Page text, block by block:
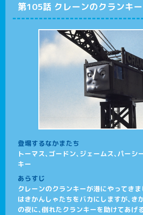
第105話 クレーンのクランキー
登場するなかまたち
トーマス、ゴードン、ジェームス、パーシ
キー
あらすじ
クレーンのクランキーが港にやってきま
はきかんしゃたちをバカにしますが、き
の夜に、倒れたクランキーを助けてあげ